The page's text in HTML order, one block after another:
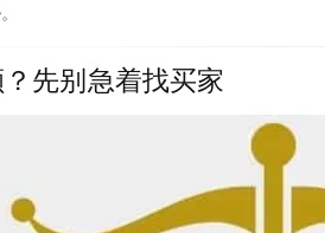
。
先别急着找买家